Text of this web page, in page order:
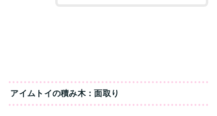
アイムトイの積み木：面取り